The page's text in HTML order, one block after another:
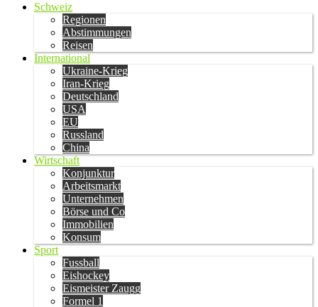
Schweiz
Regionen
Abstimmungen
Reisen
International
Ukraine-Krieg
Iran-Krieg
Deutschland
USA
EU
Russland
China
Wirtschaft
Konjunktur
Arbeitsmarkt
Unternehmen
Börse und Co
Immobilien
Konsum
Sport
Fussball
Eishockey
Eismeister Zaugg
Formel 1